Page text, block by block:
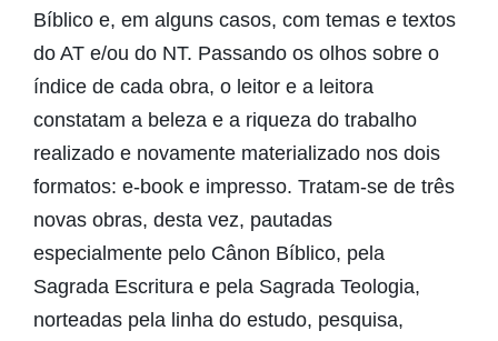
Bíblico e, em alguns casos, com temas e textos
do AT e/ou do NT. Passando os olhos sobre o
índice de cada obra, o leitor e a leitora
constatam a beleza e a riqueza do trabalho
realizado e novamente materializado nos dois
formatos: e-book e impresso. Tratam-se de três
novas obras, desta vez, pautadas
especialmente pelo Cânon Bíblico, pela
Sagrada Escritura e pela Sagrada Teologia,
norteadas pela linha do estudo, pesquisa,